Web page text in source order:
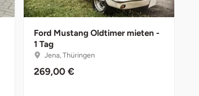
Ford Mustang Oldtimer mieten -
1 Tag
Jena, Thüringen
269,00 €